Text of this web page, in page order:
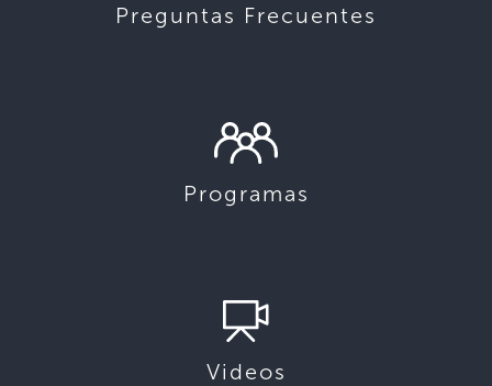
Preguntas Frecuentes
Programas
Videos